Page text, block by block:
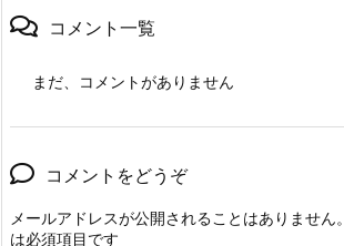
コメント一覧
まだ、コメントがありません
コメントをどうぞ
メールアドレスが公開されることはありません。
は必須項目です